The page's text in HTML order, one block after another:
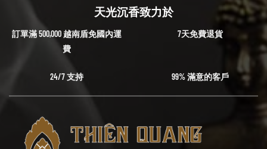
天光沉香致力於
訂單滿 500,000 越南盾免國內運
費
7天免費退貨
24/7 支持 99% 滿意的客戶